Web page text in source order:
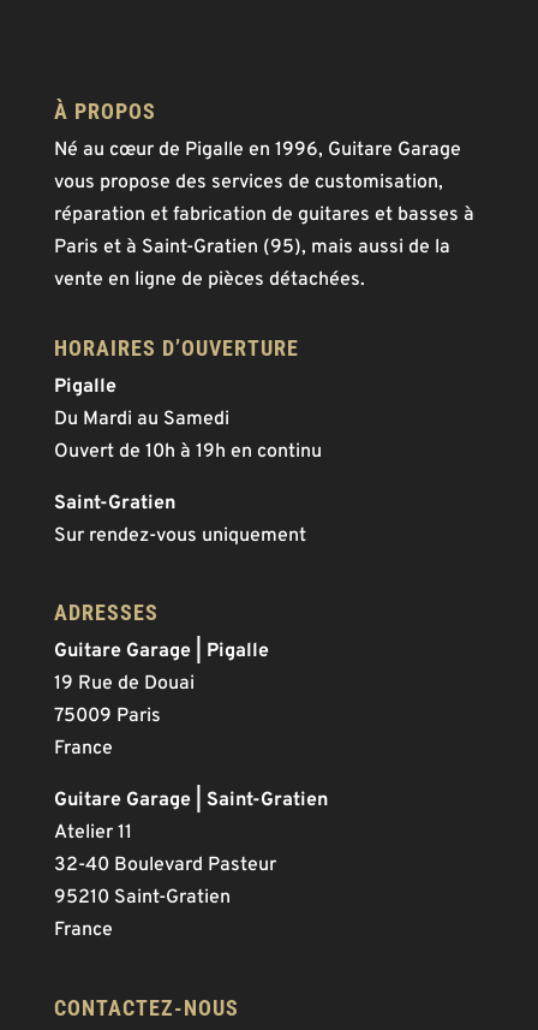
À PROPOS
Né au cœur de Pigalle en 1996, Guitare Garage
vous propose des services de customisation,
réparation et fabrication de guitares et basses à
Paris et à Saint-Gratien (95), mais aussi de la
vente en ligne de pièces détachées.
HORAIRES D’OUVERTURE
Pigalle
Du Mardi au Samedi
Ouvert de 10h à 19h en continu
Saint-Gratien
Sur rendez-vous uniquement
ADRESSES
Guitare Garage | Pigalle
19 Rue de Douai
75009 Paris
France
Guitare Garage | Saint-Gratien
Atelier 11
32-40 Boulevard Pasteur
95210 Saint-Gratien
France
CONTACTEZ-NOUS